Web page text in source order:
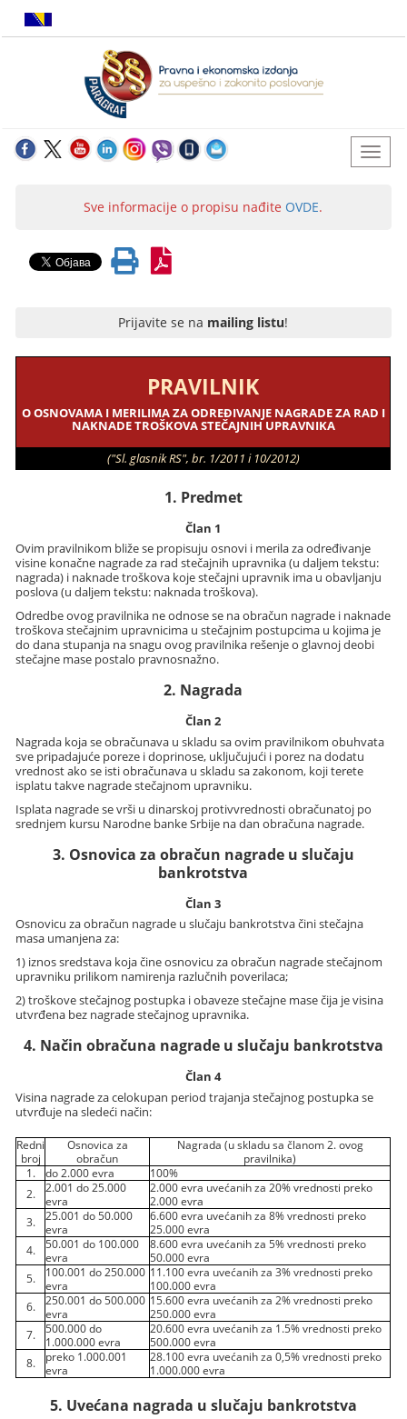
Sve informacije o propisu nađite OVDE.
Prijavite se na mailing listu!
PRAVILNIK
O OSNOVAMA I MERILIMA ZA ODREĐIVANJE NAGRADE ZA RAD I
NAKNADE TROŠKOVA STEČAJNIH UPRAVNIKA
("Sl. glasnik RS", br. 1/2011 i 10/2012)
1. Predmet
Član 1
Ovim pravilnikom bliže se propisuju osnovi i merila za određivanje
visine konačne nagrade za rad stečajnih upravnika (u daljem tekstu:
nagrada) i naknade troškova koje stečajni upravnik ima u obavljanju
poslova (u daljem tekstu: naknada troškova).
Odredbe ovog pravilnika ne odnose se na obračun nagrade i naknade
troškova stečajnim upravnicima u stečajnim postupcima u kojima je
do dana stupanja na snagu ovog pravilnika rešenje o glavnoj deobi
stečajne mase postalo pravnosnažno.
2. Nagrada
Član 2
Nagrada koja se obračunava u skladu sa ovim pravilnikom obuhvata
sve pripadajuće poreze i doprinose, uključujući i porez na dodatu
vrednost ako se isti obračunava u skladu sa zakonom, koji terete
isplatu takve nagrade stečajnom upravniku.
Isplata nagrade se vrši u dinarskoj protivvrednosti obračunatoj po
srednjem kursu Narodne banke Srbije na dan obračuna nagrade.
3. Osnovica za obračun nagrade u slučaju
bankrotstva
Član 3
Osnovicu za obračun nagrade u slučaju bankrotstva čini stečajna
masa umanjena za:
1) iznos sredstava koja čine osnovicu za obračun nagrade stečajnom
upravniku prilikom namirenja razlučnih poverilaca;
2) troškove stečajnog postupka i obaveze stečajne mase čija je visina
utvrđena bez nagrade stečajnog upravnika.
4. Način obračuna nagrade u slučaju bankrotstva
Član 4
Visina nagrade za celokupan period trajanja stečajnog postupka se
utvrđuje na sledeći način:
Redni
broj
Osnovica za
obračun
Nagrada (u skladu sa članom 2. ovog
pravilnika)
1.
do 2.000 evra
100%
2.
2.001 do 25.000
evra
2.000 evra uvećanih za 20% vrednosti preko
2.000 evra
3.
25.001 do 50.000
evra
6.600 evra uvećanih za 8% vrednosti preko
25.000 evra
4.
50.001 do 100.000
evra
8.600 evra uvećanih za 5% vrednosti preko
50.000 evra
5.
100.001 do 250.000
evra
11.100 evra uvećanih za 3% vrednosti preko
100.000 evra
6.
250.001 do 500.000
evra
15.600 evra uvećanih za 2% vrednosti preko
250.000 evra
7.
500.000 do
1.000.000 evra
20.600 evra uvećanih za 1.5% vrednosti preko
500.000 evra
8.
preko 1.000.001
evra
28.100 evra uvećanih za 0,5% vrednosti preko
1.000.000 evra
5. Uvećana nagrada u slučaju bankrotstva